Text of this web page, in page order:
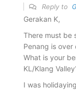
Reply to
Gerakan K,
There must be
Penang is
What is your
KL/Klang
I was